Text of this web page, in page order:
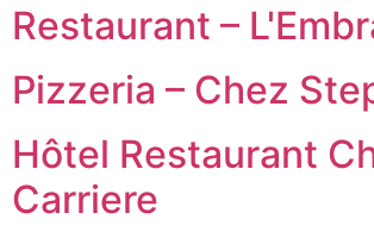
Restaurant –
Pizzeria – Chez
Hôtel Restaurant
Carriere